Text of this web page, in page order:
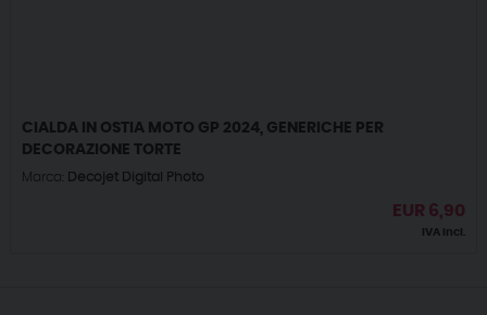
CIALDA IN OSTIA MOTO GP 2024, GENERICHE PER
DECORAZIONE TORTE
Marca: Decojet Digital Photo
EUR 6,90
IVA incl.